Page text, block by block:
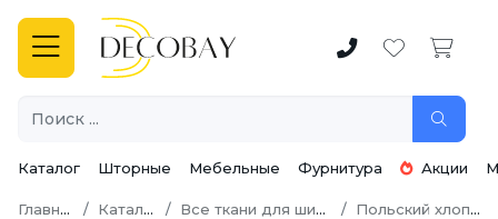
Каталог Шторные Мебельные Фурнитура Акции
Главная Каталог Все ткани для шитья Польский хлопок